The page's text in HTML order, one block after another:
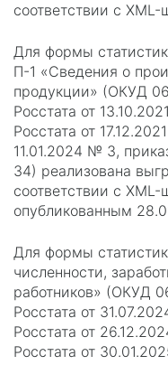
соответствии с
Для формы
П-1 «Сведения о
продукции» (ОКУД
Росстата от
Росстата от
11.01.2024 № 3,
34) реализована
соответствии с
опубликованным
Для формы
численности,
работников» (ОКУД
Росстата от
Росстата от
Росстата от